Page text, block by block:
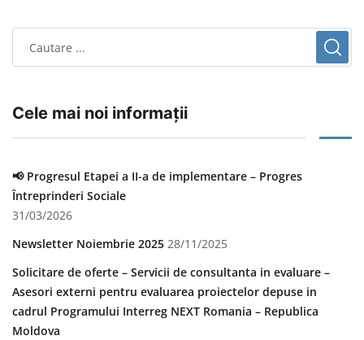
Cele mai noi informații
📢 Progresul Etapei a II-a de implementare – Progres
Întreprinderi Sociale
31/03/2026
Newsletter Noiembrie 2025 28/11/2025
Solicitare de oferte – Servicii de consultanta in evaluare –
Asesori externi pentru evaluarea proiectelor depuse in
cadrul Programului Interreg NEXT Romania – Republica
Moldova